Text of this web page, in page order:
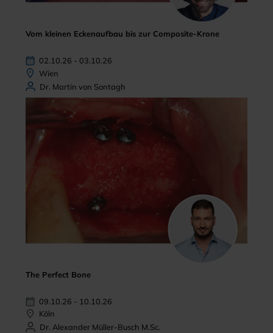
Vom kleinen Eckenaufbau bis zur Composite-Krone
02.10.26 - 03.10.26
Wien
Dr. Martin von Sontagh
The Perfect Bone
09.10.26 - 10.10.26
Köln
Dr. Alexander Müller-Busch M.Sc.